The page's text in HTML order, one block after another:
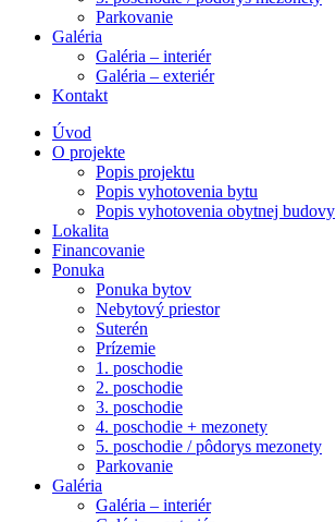
Parkovanie
Galéria
Galéria – interiér
Galéria – exteriér
Kontakt
Úvod
O projekte
Popis projektu
Popis vyhotovenia bytu
Popis vyhotovenia obytnej budovy
Lokalita
Financovanie
Ponuka
Ponuka bytov
Nebytový priestor
Suterén
Prízemie
1. poschodie
2. poschodie
3. poschodie
4. poschodie + mezonety
5. poschodie / pôdorys mezonety
Parkovanie
Galéria
Galéria – interiér